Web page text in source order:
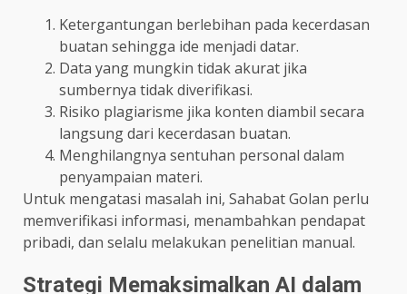
Ketergantungan berlebihan pada kecerdasan
buatan sehingga ide menjadi datar.
Data yang mungkin tidak akurat jika
sumbernya tidak diverifikasi.
Risiko plagiarisme jika konten diambil secara
langsung dari kecerdasan buatan.
Menghilangnya sentuhan personal dalam
penyampaian materi.
Untuk mengatasi masalah ini, Sahabat Golan perlu
memverifikasi informasi, menambahkan pendapat
pribadi, dan selalu melakukan penelitian manual.
Strategi Memaksimalkan AI dalam